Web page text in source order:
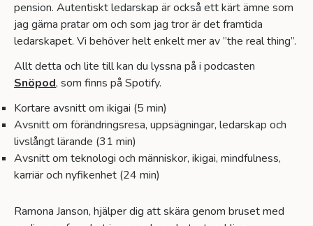
pension. Autentiskt ledarskap är också ett kärt ämne som
jag gärna pratar om och som jag tror är det framtida
ledarskapet. Vi behöver helt enkelt mer av ”the real thing”.
Allt detta och lite till kan du lyssna på i podcasten
Snöpod, som finns på Spotify.
Kortare avsnitt om ikigai (5 min)
Avsnitt om förändringsresa, uppsägningar, ledarskap och
livslångt lärande (31 min)
Avsnitt om teknologi och människor, ikigai, mindfulness,
karriär och nyfikenhet (24 min)
Ramona Janson, hjälper dig att skära genom bruset med